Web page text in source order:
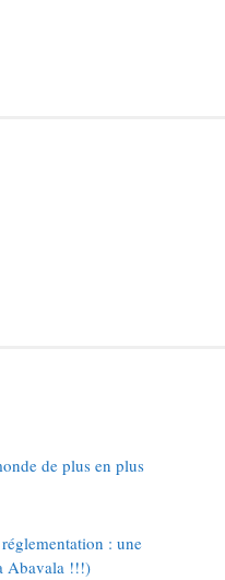
de plus en plus
: une
Abavala !!!)